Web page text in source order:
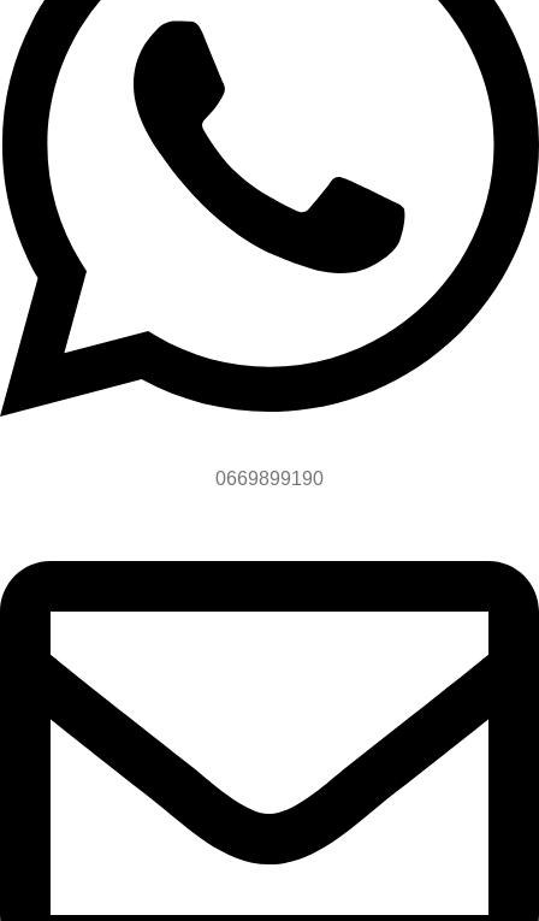
0669899190